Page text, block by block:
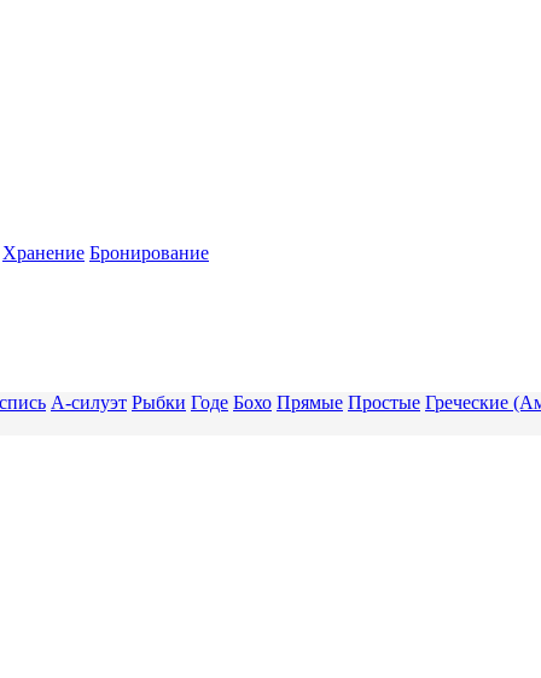
Хранение Бронирование
А-силуэт Рыбки Годе Бохо Прямые Простые Греческие